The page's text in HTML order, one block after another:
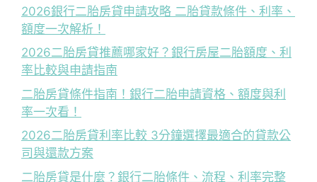
2026銀行二胎房貸申請攻略 二胎貸款條件、利率、
額度一次解析！
2026二胎房貸推薦哪家好？銀行房屋二胎額度、利
率比較與申請指南
二胎房貸條件指南！銀行二胎申請資格、額度與利
率一次看！
2026二胎房貸利率比較 3分鐘選擇最適合的貸款公
司與還款方案
二胎房貸是什麼？銀行二胎條件、流程、利率完整